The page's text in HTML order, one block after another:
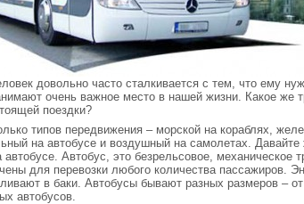
довольно часто сталкивается с тем, что ему
очень важное место в нашей жизни. Какое же
поездки?
типов передвижения – морской на кораблях,
на автобусе и воздушный на самолетах.
автобусе. Автобус, это безрельсовое, механическое
для перевозки любого количества пассажиров.
в баки. Автобусы бывают разных размеров –
автобусов.